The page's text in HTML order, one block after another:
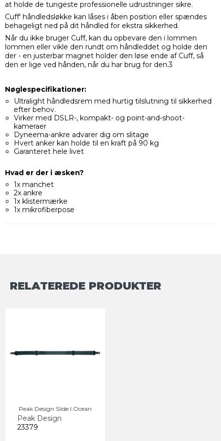
at holde de tungeste professionelle udrustninger sikre.
Cuff' håndledsløkke kan låses i åben position eller spændes
behageligt ned på dit håndled for ekstra sikkerhed.
Når du ikke bruger Cuff, kan du opbevare den i lommen
lommen eller vikle den rundt om håndleddet og holde den
der - en justerbar magnet holder den løse ende af Cuff, så
den er lige ved hånden, når du har brug for den.3
Nøglespecifikationer:
Ultralight håndledsrem med hurtig tilslutning til sikkerhed
efter behov.
Virker med DSLR-, kompakt- og point-and-shoot-
kameraer
Dyneema-ankre advarer dig om slitage
Hvert anker kan holde til en kraft på 90 kg
Garanteret hele livet
Hvad er der i æsken?
1x manchet
2x ankre
1x klistermærke
1x mikrofiberpose
RELATEREDE PRODUKTER
Peak Design Slide I Ocean
Peak Design
23379